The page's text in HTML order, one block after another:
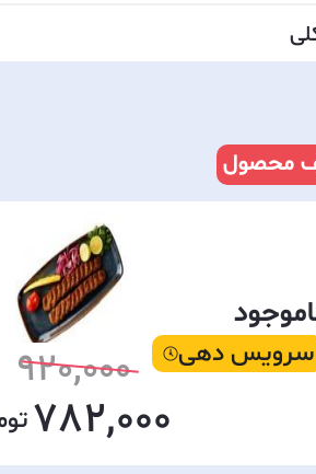
محصول
سرویس دهی 920,000
782,000